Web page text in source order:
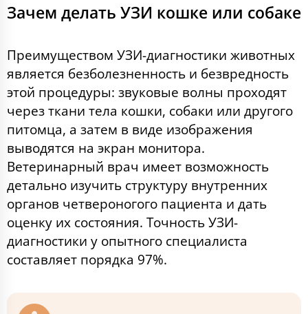
Зачем делать УЗИ кошке или собаке
Преимуществом УЗИ-диагностики животных
является безболезненность и безвредность
этой процедуры: звуковые волны проходят
через ткани тела кошки, собаки или другого
питомца, а затем в виде изображения
выводятся на экран монитора.
Ветеринарный врач имеет возможность
детально изучить структуру внутренних
органов четвероногого пациента и дать
оценку их состояния. Точность УЗИ-
диагностики у опытного специалиста
составляет порядка 97%.